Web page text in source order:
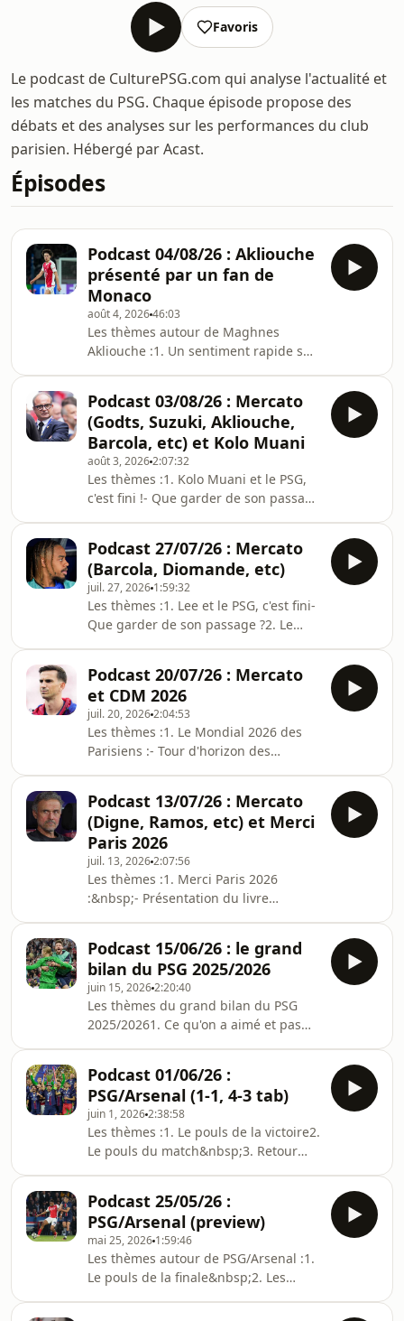
Favoris
Le podcast de CulturePSG.com qui analyse l'actualité et
les matches du PSG. Chaque épisode propose des
débats et des analyses sur les performances du club
parisien. Hébergé par Acast.
Épisodes
Podcast 04/08/26 : Akliouche
présenté par un fan de
Monaco
août 4, 202646:03
Les thèmes autour de Maghnes
Akliouche :1. Un sentiment rapide sur
s'est imposé ?3. Ses meilleurs
matches / ses mauvais moments4.
Son poste / ses postes5. Ses qualités6.
Ses défauts7. Comment imaginer
Akliouche au PSG/!\
https://fr.tipeee.com/culturepsg pour
aider le site Hébergé par Acast.
Visitez acast.com/privacy pour plus d'
Podcast 03/08/26 : Mercato
(Godts, Suzuki, Akliouche,
Barcola, etc) et Kolo Muani
août 3, 20262:07:32
Les thèmes :1. Kolo Muani et le PSG,
c'est fini !- Que garder de son passage
ailier parisien ?- Akliouche, dossier
bouclé !- Zion Suzuki, car on manquait
de gardiens&nbsp;- Ferran Torres,
bientôt l'heure de vérité- Barcola,
Mbaye, etc, les départs/!\
https://fr.tipeee.com/culturepsg pour
aider le site Hébergé par Acast. Vis
Podcast 27/07/26 : Mercato
(Barcola, Diomande, etc)
juil. 27, 2026 1:59:32
Les thèmes :1. Lee et le PSG, c'est fini-
Que garder de son passage ?2. Le
PSG qui se retire de la course à
Diomande- La folle rumeur Rodri- Un
arrière central droitier de plus ?- Les
rumeurs autour de Suzuki / Chevalier-
Le cas Mbaye/!\
https://fr.tipeee.com/culturepsg pour
aider le site Hébergé par Acast.
Visitez acast.co
Podcast 20/07/26 : Mercato
et CDM 2026
juil. 20, 20262:04:53
Les thèmes :1. Le Mondial 2026 des
Parisiens :- Tour d'horizon des
mercato du PSG- Le tour des
dernières rumeurs/!\
https://fr.tipeee.com/culturepsg pour
aider le site Hébergé par Acast.
Visitez acast.com/privacy pour plus
d'informations.
Podcast 13/07/26 : Mercato
(Digne, Ramos, etc) et Merci
Paris 2026
juil. 13, 20262:07:56
Les thèmes :1. Merci Paris 2026
:&nbsp;- Présentation du livre
PSG :- L'inattendu retour de Lucas
Digne- Le départ de Gonçalo Ramos :
quelle trace ?- Le départ de Lee Kang-
in&nbsp;- Qui dans le sens des
arrivées ? Hébergé par Acast. Visitez
acast.com/privacy pour plus
d'informations.
Podcast 15/06/26 : le grand
bilan du PSG 2025/2026
juin 15, 20262:20:40
Les thèmes du grand bilan du PSG
2025/20261. Ce qu'on a aimé et pas
tops de la saison :- Meilleur match-
Meilleur joueur- Plus belle surprise-
Meilleure progression3. Nos flops de
la saison- Pire match- Pire joueur-
Plus grosse déception/!\
https://fr.tipeee.com/culturepsg pour
aider le site Hébergé par Acast.
Visitez acast.com/
Podcast 01/06/26 :
PSG/Arsenal (1-1, 4-3 tab)
juin 1, 20262:38:58
Les thèmes :1. Le pouls de la victoire2.
Le pouls du match&nbsp;3. Retour
performances individuelles/!\
https://fr.tipeee.com/culturepsg pour
aider le site Hébergé par Acast.
Visitez acast.com/privacy pour plus
d'informations.
Podcast 25/05/26 :
PSG/Arsenal (preview)
mai 25, 2026 1:59:46
Les thèmes autour de PSG/Arsenal :1.
Le pouls de la finale&nbsp;2. Les